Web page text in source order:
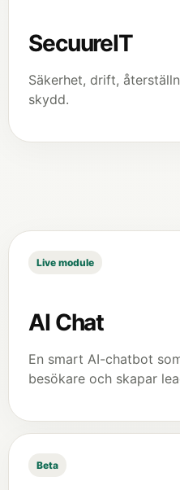
SecuureIT
Säkerhet, drift,
skydd.
Live module
AI Chat
En smart AI-chatbot
besökare och skapar
Beta